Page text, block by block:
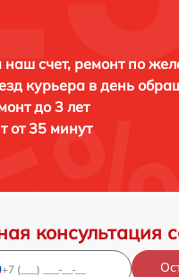
наш счет, ремонт по
курьера в день
до 3 лет
от 35 минут
консультация